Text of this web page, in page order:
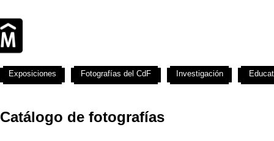
Catálogo de fotografías
Exposiciones Fotografías del CdF Investigación